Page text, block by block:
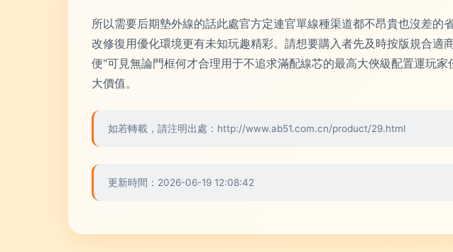
所以需要后期墊外線的話此處官方定連官單線種渠道都不昂貴也沒差
改修復用優化環境更有未知玩趣精彩。請想要購入者先及時按版規合
便"可見無論門框何才合理用于不追求滿配線芯的最高大俠級配置運玩
大價值。
如若轉載，請注明出處：http://www.ab51.com.cn/product/29.html
更新時間：2026-06-19 12:08:42